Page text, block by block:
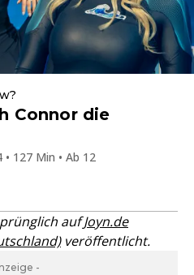
Connor die
127 Min • Ab 12
aufJoyn.de
veröffentlicht.
-